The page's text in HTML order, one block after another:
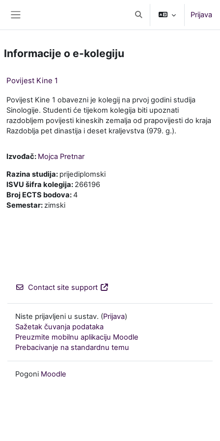
Toggle search inputPrijava
Informacije o e-kolegiju
Povijest Kine 1
Povijest Kine 1 obavezni je kolegij na prvoj godini studija
Sinologije. Studenti će tijekom kolegija biti upoznati
razdobljem povijesti kineskih zemalja od prapovijesti do kraja
Razdoblja pet dinastija i deset kraljevstva (979. g.).
Izvođač: Mojca Pretnar
Razina studija: prijediplomski
ISVU šifra kolegija: 266196
Broj ECTS bodova:4
Semestar:zimski
Contact site support
Niste prijavljeni u sustav. (Prijava)
Sažetak čuvanja podataka
Preuzmite mobilnu aplikaciju Moodle
Prebacivanje na standardnu temu
Pogoni Moodle